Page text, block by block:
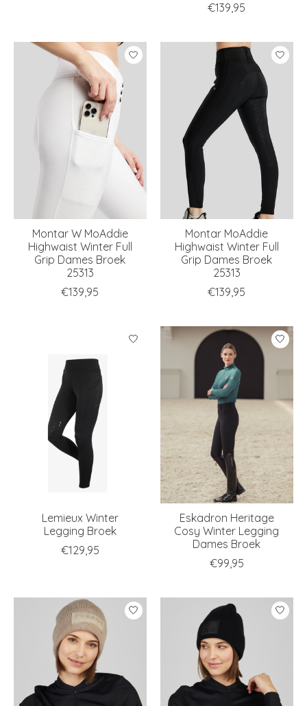
€139,95
Montar W MoAddie
Highwaist Winter Full
Grip Dames Broek
25313
€139,95
Montar MoAddie
Highwaist Winter Full
Grip Dames Broek
25313
€139,95
Lemieux Winter
Legging Broek
€129,95
Eskadron Heritage
Cosy Winter Legging
Dames Broek
€99,95